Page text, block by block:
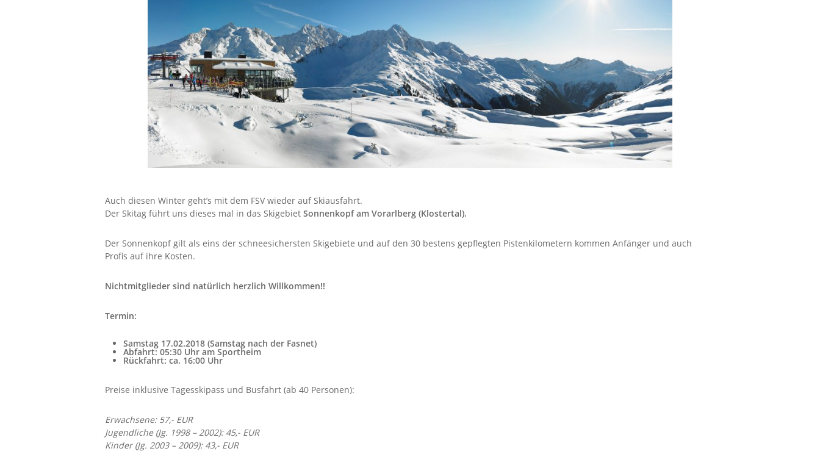
Auch diesen Winter geht’s mit dem FSV wieder auf Skiausfahrt.
Der Skitag führt uns dieses mal in das Skigebiet Sonnenkopf am Vorarlberg (Klostertal).
Der Sonnenkopf gilt als eins der schneesichersten Skigebiete und auf den 30 bestens gepflegten Pistenkilometern kommen Anfänger und auch
Profis auf ihre Kosten.
Nichtmitglieder sind natürlich herzlich Willkommen!!
Termin:
Samstag 17.02.2018 (Samstag nach der Fasnet)
Abfahrt: 05:30 Uhr am Sportheim
Rückfahrt: ca. 16:00 Uhr
Preise inklusive Tagesskipass und Busfahrt (ab 40 Personen):
Erwachsene: 57,- EUR
Jugendliche (Jg. 1998 – 2002): 45,- EUR
Kinder (Jg. 2003 – 2009): 43,- EUR